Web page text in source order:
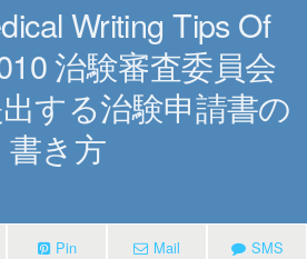
Writing Tips Of
治験審査委員会
出する治験申請書の
書き方
Pin Mail SMS